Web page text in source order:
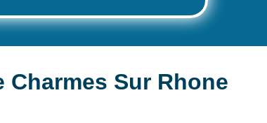
Sur Rhone